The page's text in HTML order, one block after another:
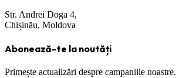
Str. Andrei Doga 4,
Chișinău, Moldova
Abonează-te la noutăți
Primește actualizări despre campaniile noastre.